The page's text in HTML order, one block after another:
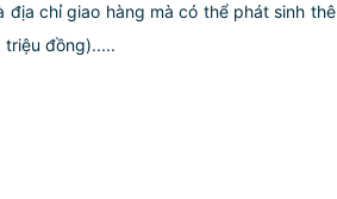
chỉ giao hàng mà có thể phát sinh
đồng).....